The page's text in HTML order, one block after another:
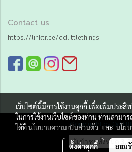
Contact us
https://linktr.ee/qdlittlethings
Copy right by Qd
ผู้เข้าชมทั้งหมด
เว็บไซต์นี้มีการใช้งานคุกกี้ เพื่อเพิ่มประ
ในการใช้งานเว็บไซต์ของท่าน ท่านสามา
ได้ที่นโยบายความเป็นส่วนตัว และ นโย
ตั้งค่าคุกกี้ ยอม